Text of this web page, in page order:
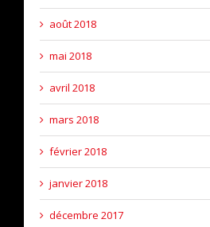
août 2018
mai 2018
avril 2018
mars 2018
février 2018
janvier 2018
décembre 2017